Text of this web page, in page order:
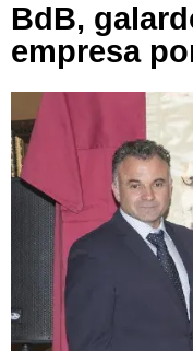
BdB,
empresa